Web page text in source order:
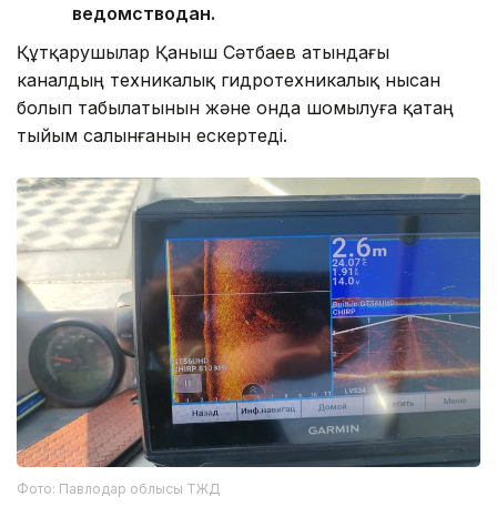
ведомстводан.
Құтқарушылар Қаныш Сәтбаев атындағы
каналдың техникалық гидротехникалық нысан
болып табылатынын және онда шомылуға қатаң
тыйым салынғанын ескертеді.
Фото: Павлодар облысы ТЖД